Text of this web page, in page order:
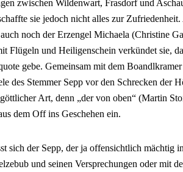
zwischen Wildenwart, Frasdorf und
sie jedoch nicht alles zur
noch der Erzengel Michaela (Christine
Flügeln und Heiligenschein verkündet sie,
gebe. Gemeinsam mit dem
des Stemmer Sepp vor den Schrecken der
Art, denn „der von oben“ (Martin
dem Off ins Geschehen ein.
sich der Sepp, der ja offensichtlich mächtig
und seinen Versprechungen oder mit